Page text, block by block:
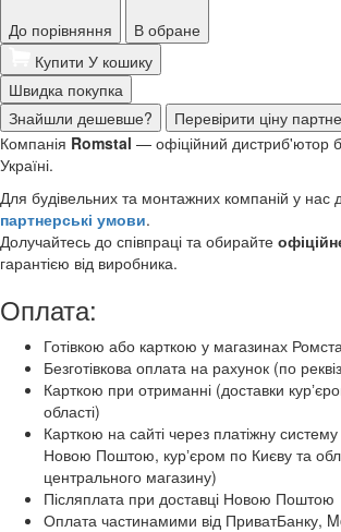
До порівняння
В обране
Купити У кошику
Швидка покупка
Знайшли дешевше?
Перевірити ціну
Компанія Romstal — офіційний дистриб'ютор
Україні.
Для будівельних та монтажних компаній у нас
партнерські умови.
Долучайтесь до співпраці та обирайте
гарантією від виробника.
Оплата:
Готівкою або карткою у магазинах
Безготівкова оплата на рахунок (по
Карткою при отриманні (доставки
області)
Карткою на сайті через платіжну
Новою Поштою, курʼєром по Києву та
центрального магазину)
Післяплата при доставці Новою Поштою
Оплата частинамими від ПриватБанку,